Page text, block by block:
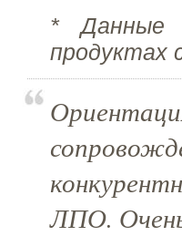
* Данные
продуктах
ЛПО.